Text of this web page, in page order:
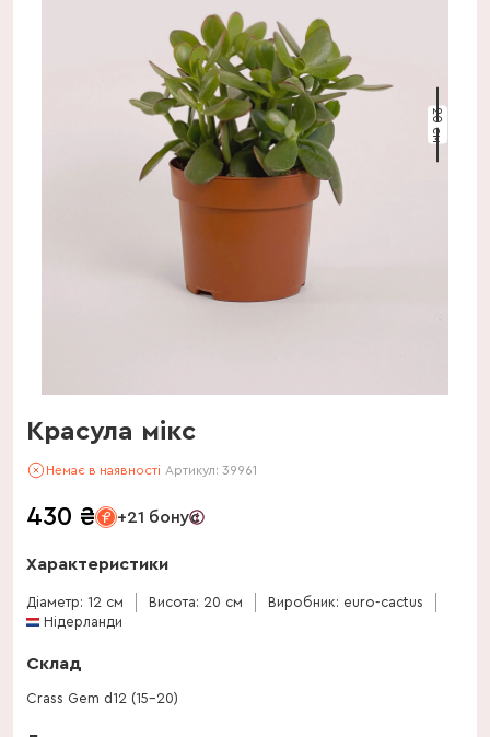
20 см
Красула мікс
Немає в наявності Артикул: 39961
430 ₴ +21 бонус
Характеристики
Діаметр: 12 см Висота: 20 см
Виробник: euro-cactus
Нідерланди
Склад
Crass Gem d12 (15-20)